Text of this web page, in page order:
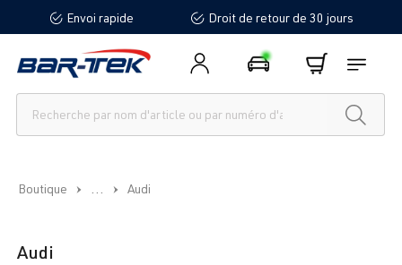
principalEnvoi rapide Droit de retour de 30 jours
Boutique ... Audi
Audi